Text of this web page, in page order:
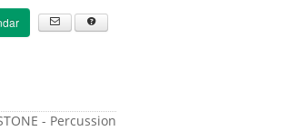
- Percussion